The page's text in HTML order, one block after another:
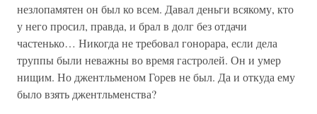
незлопамятен он был ко всем. Давал деньги всякому, кто
у него просил, правда, и брал в долг без отдачи
частенько… Никогда не требовал гонорара, если дела
труппы были неважны во время гастролей. Он и умер
нищим. Но джентльменом Горев не был. Да и откуда ему
было взять джентльменства?